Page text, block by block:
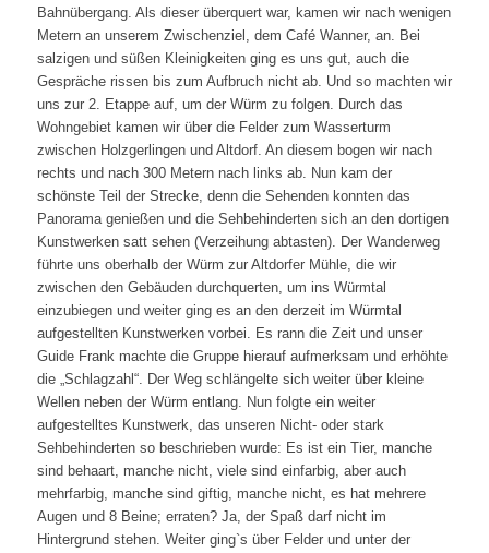
Bahnübergang. Als dieser überquert war, kamen wir nach wenigen
Metern an unserem Zwischenziel, dem Café Wanner, an. Bei
salzigen und süßen Kleinigkeiten ging es uns gut, auch die
Gespräche rissen bis zum Aufbruch nicht ab. Und so machten wir
uns zur 2. Etappe auf, um der Würm zu folgen. Durch das
Wohngebiet kamen wir über die Felder zum Wasserturm
zwischen Holzgerlingen und Altdorf. An diesem bogen wir nach
rechts und nach 300 Metern nach links ab. Nun kam der
schönste Teil der Strecke, denn die Sehenden konnten das
Panorama genießen und die Sehbehinderten sich an den dortigen
Kunstwerken satt sehen (Verzeihung abtasten). Der Wanderweg
führte uns oberhalb der Würm zur Altdorfer Mühle, die wir
zwischen den Gebäuden durchquerten, um ins Würmtal
einzubiegen und weiter ging es an den derzeit im Würmtal
aufgestellten Kunstwerken vorbei. Es rann die Zeit und unser
Guide Frank machte die Gruppe hierauf aufmerksam und erhöhte
die „Schlagzahl“. Der Weg schlängelte sich weiter über kleine
Wellen neben der Würm entlang. Nun folgte ein weiter
aufgestelltes Kunstwerk, das unseren Nicht- oder stark
Sehbehinderten so beschrieben wurde: Es ist ein Tier, manche
sind behaart, manche nicht, viele sind einfarbig, aber auch
mehrfarbig, manche sind giftig, manche nicht, es hat mehrere
Augen und 8 Beine; erraten? Ja, der Spaß darf nicht im
Hintergrund stehen. Weiter ging`s über Felder und unter der